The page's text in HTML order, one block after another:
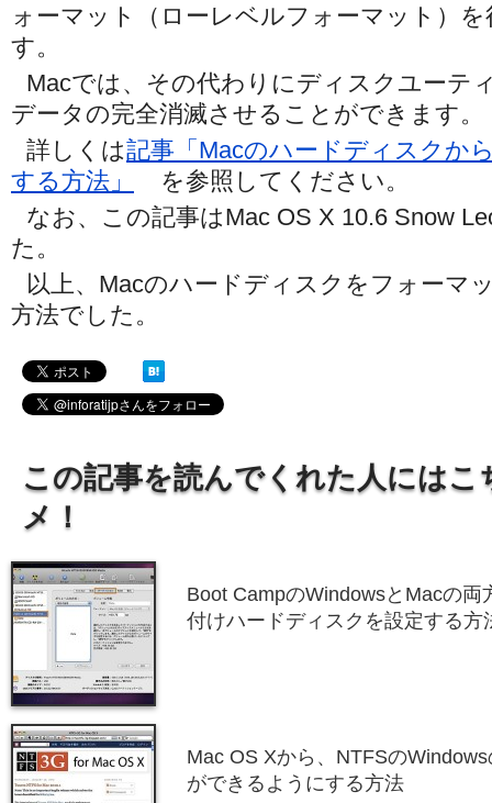
ォーマット（ローレベルフォーマット）
す。
Macでは、その代わりにディスクユーテ
データの完全消滅させることができます。
詳しくは記事「Macのハードディスクか
する方法」
を参照してください。
なお、この記事はMac OS X 10.6 Snow
た。
以上、Macのハードディスクをフォーマ
方法でした。
この記事を読んでくれた人にはこ
メ！
Boot CampのWindowsとMacの両
付けハードディスクを設定する方
Mac OS Xから、NTFSの
ができるようにする方法